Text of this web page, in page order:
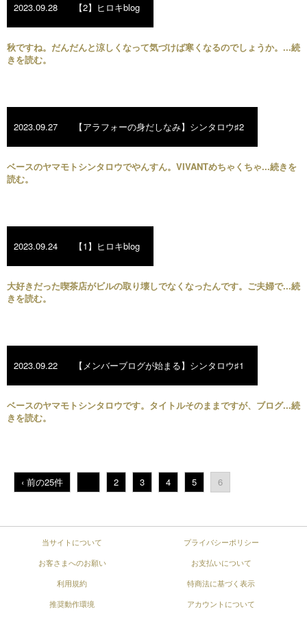
2023.09.28 【2】ヒロキblog
秋ですね。だんだんと涼しくなって気づけば寒くなるのでしょうか。...続
きを読む。
2023.09.27 【アラフォーの身だしなみ】シンタロウ♯2
ベースのヤマモトシンタロウでやんすん。VIVANTめちゃくちゃ...続きを
読む。
2023.09.24 【1】ヒロキblog
大好きだった喫茶店がビルの取り壊しでなくなったんです。ご夫婦で...続
きを読む。
2023.09.22 【メンバーブログが始まる】シンタロウ♯1
ベースのヤマモトシンタロウです。タイトルそのままですが、ブログ...続
きを読む。
‹ 前の25件 2 3 4 5 6
当サイトについて
プライバシーポリシー
お客さまへのお願い
お支払いについて
利用規約
特商法に基づく表示
推奨動作環境
アカウントについて